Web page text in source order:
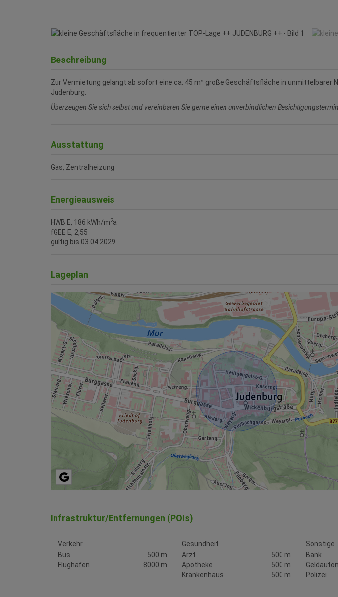
Beschreibung
Zur Vermietung gelangt ab sofort eine ca. 45 m² große Geschäftsfläche in unmittelbarer
Judenburg.
Überzeugen Sie sich selbst und vereinbaren Sie gerne einen unverbindlichen
Ausstattung
Gas Zentralheizung
Energieausweis
HWB E, 186 kWh/m2a
fGEE E, 2,55
gültig bis 03.04.2029
Lageplan
Infrastruktur/Entfernungen (POIs)
Verkehr
Bus
500 m
Flughafen
8000 m
Gesundheit
Arzt
500 m
Apotheke
500 m
Krankenhaus
500 m
Sonstige
Bank
Polizei